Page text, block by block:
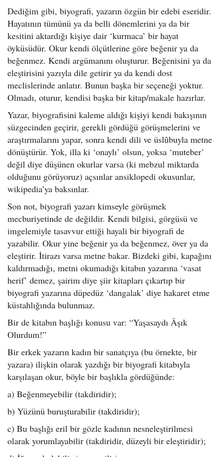
Dediğim gibi, biyografi, yazarın özgün bir edebi eseridir.
Hayatının tümünü ya da belli dönemlerini ya da bir
kesitini aktardığı kişiye dair ‘kurmaca’ bir hayat
öyküsüdür. Okur kendi ölçütlerine göre beğenir ya da
beğenmez. Kendi argümanını oluşturur. Beğenisini ya da
eleştirisini yazıyla dile getirir ya da kendi dost
meclislerinde anlatır. Bunun başka bir seçeneği yoktur.
Olmadı, oturur, kendisi başka bir kitap/makale hazırlar.
Yazar, biyografisini kaleme aldığı kişiyi kendi bakışının
süzgecinden geçirir, gerekli gördüğü görüşmelerini ve
araştırmalarını yapar, sonra kendi dili ve üslûbuyla metne
dönüştürür. Yok, illa ki ‘onaylı’ olsun, yoksa ‘muteber’
değil diye düşünen okurlar varsa (ki mebzul miktarda
olduğunu görüyoruz) açsınlar ansiklopedi okusunlar,
wikipedia’ya baksınlar.
Son not, biyografi yazarı kimseyle görüşmek
mecburiyetinde de değildir. Kendi bilgisi, görgüsü ve
imgelemiyle tasavvur ettiği hayali bir biyografi de
yazabilir. Okur yine beğenir ya da beğenmez, över ya da
eleştirir. İtirazı varsa metne bakar. Bizdeki gibi, kapağını
kaldırmadığı, metni okumadığı kitabın yazarına ‘vasat
herif’ demez, şairim diye şiir kitapları çıkartıp bir
biyografi yazarına düpedüz ‘dangalak’ diye hakaret etme
küstahlığında bulunmaz.
Bir de kitabın başlığı konusu var: “Yaşasaydı Âşık
Olurdum!”
Bir erkek yazarın kadın bir sanatçıya (bu örnekte, bir
yazara) ilişkin olarak yazdığı bir biyografi kitabıyla
karşılaşan okur, böyle bir başlıkla gördüğünde:
a) Beğenmeyebilir (takdiridir);
b) Yüzünü buruşturabilir (takdiridir);
c) Bu başlığı eril bir gözle kadının nesneleştirilmesi
olarak yorumlayabilir (takdiridir, düzeyli bir eleştiridir);